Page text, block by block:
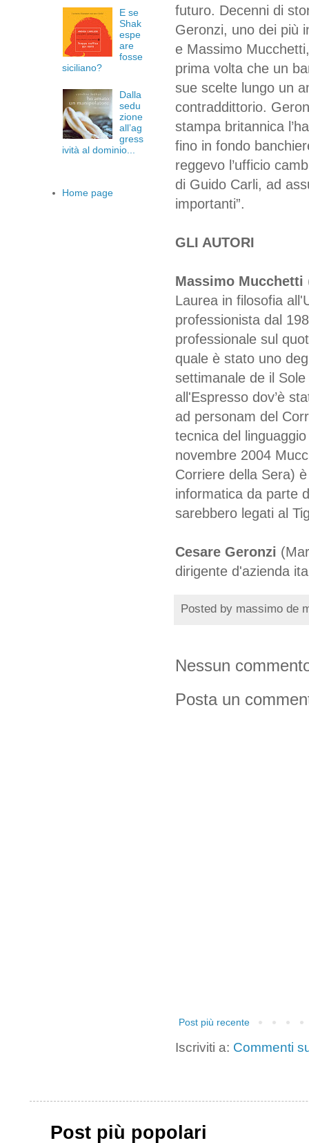
futuro. Decenni di
Geronzi, uno dei più
e Massimo
prima volta che un
sue scelte lungo un
contraddittorio.
stampa britannica
fino in fondo
reggevo l’ufficio
di Guido Carli, ad
importanti”.
GLI AUTORI
Massimo Mucchetti
Laurea in filosofia
professionista dal
professionale sul
quale è stato uno
settimanale de il
all'Espresso dov’è
ad personam del
tecnica del
novembre 2004
Corriere della Sera)
informatica da parte
sarebbero legati al
Cesare Geronzi
dirigente d'azienda
Posted by massimo de
Nessun
Posta un
Post più recente
Iscriviti a: Commenti
E se
Shak
espe
are
fosse
siciliano?
Dalla
sedu
zione
all’ag
gress
ività al dominio...
Home page
Post più popolari